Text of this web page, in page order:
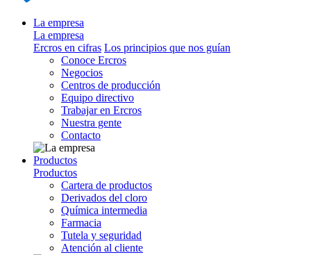
La empresa
La empresa
Ercros en cifras Los principios que nos guían
Conoce Ercros
Negocios
Centros de producción
Equipo directivo
Trabajar en Ercros
Nuestra gente
Contacto
Productos
Productos
Cartera de productos
Derivados del cloro
Química intermedia
Farmacia
Tutela y seguridad
Atención al cliente